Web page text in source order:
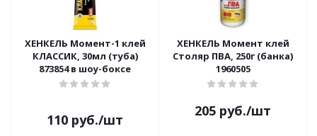
ХЕНКЕЛЬ Момент-1 клей
КЛАССИК, 30мл (туба)
873854 в шоу-боксе
110 руб./шт
ХЕНКЕЛЬ Момент клей
Столяр ПВА, 250г (банка)
1960505
205 руб./шт